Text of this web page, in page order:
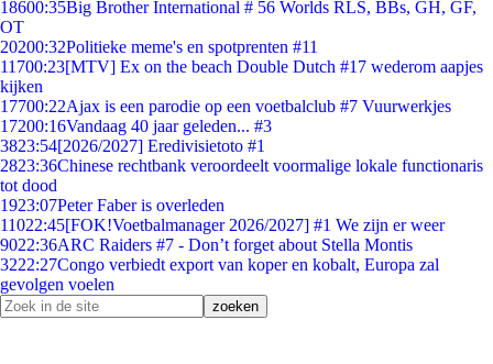
18600:35Big Brother International # 56 Worlds RLS, BBs, GH, GF,
OT
20200:32Politieke meme's en spotprenten #11
11700:23[MTV] Ex on the beach Double Dutch #17 wederom aapjes
kijken
17700:22Ajax is een parodie op een voetbalclub #7 Vuurwerkjes
17200:16Vandaag 40 jaar geleden... #3
3823:54[2026/2027] Eredivisietoto #1
2823:36Chinese rechtbank veroordeelt voormalige lokale functionaris
tot dood
1923:07Peter Faber is overleden
11022:45[FOK!Voetbalmanager 2026/2027] #1 We zijn er weer
9022:36ARC Raiders #7 - Don’t forget about Stella Montis
3222:27Congo verbiedt export van koper en kobalt, Europa zal
gevolgen voelen